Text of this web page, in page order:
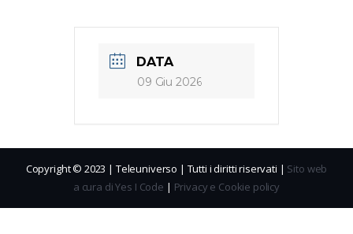
DATA
09 Giu 2026
Copyright © 2023 | Teleuniverso | Tutti i diritti riservati | Sito web
a cura di Yes I Code | Privacy e Cookie policy